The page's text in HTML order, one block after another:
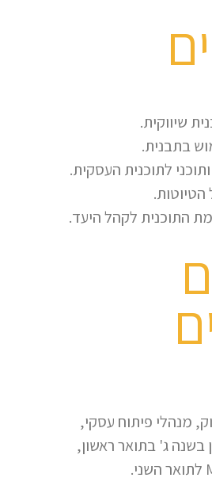
שיווקית.
בתבנית.
לתוכנית העסקית.
הטיוטות.
התוכנית לקהל היעד.
מנהלי פיתוח עסקי,
בשנה ג' בתואר ראשון,